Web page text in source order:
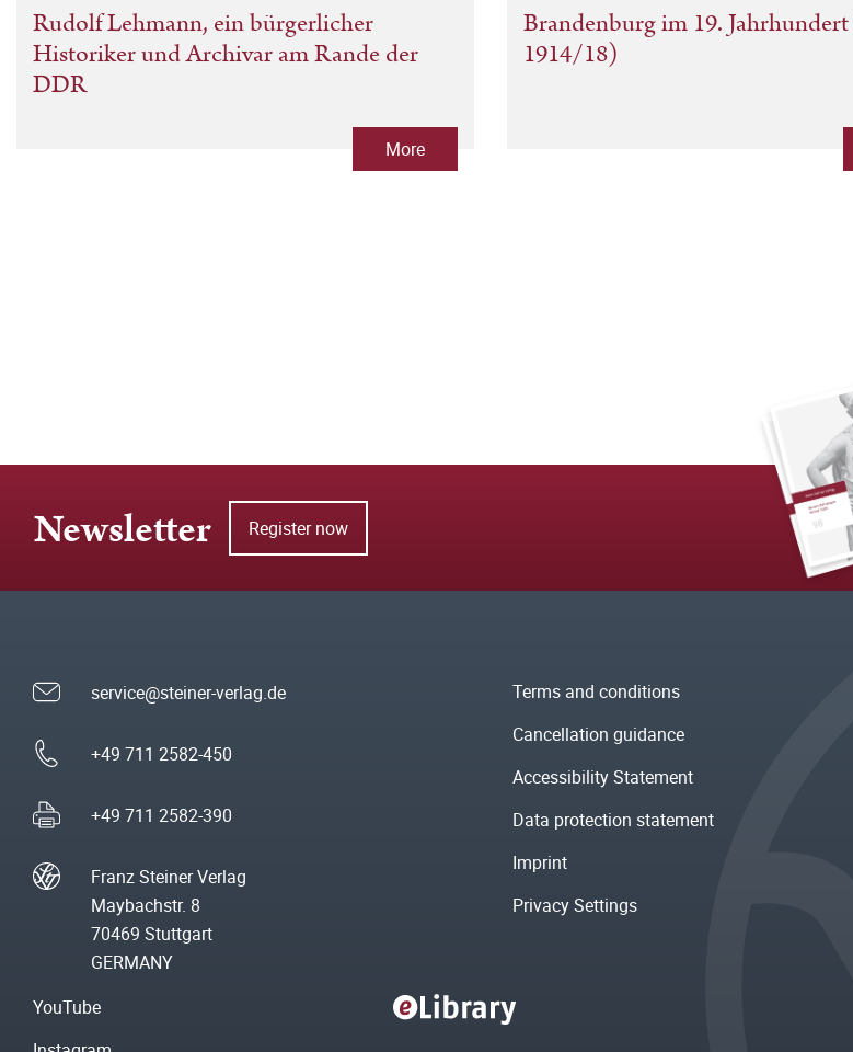
Rudolf Lehmann, ein bürgerlicher
Historiker und Archivar am Rande der
DDR
More
Brandenburg im 19.
1914/18)
Newsletter Register now
service@steiner-verlag.de
+49 711 2582-450
+49 711 2582-390
Franz Steiner Verlag
Maybachstr. 8
70469 Stuttgart
GERMANY
Terms and conditions
Cancellation guidance
Accessibility Statement
Data protection statement
Imprint
Privacy Settings
YouTube